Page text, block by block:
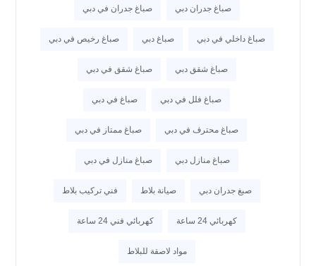
صباغ جدران دبي صباغ جدران في دبي
صباغ داخلي في دبي صباغ دبي صباغ رخيص في دبي
صباغ شقق دبي صباغ شقق في دبي
صباغ فلل في دبي صباغ في دبي
صباغ محترف في دبي صباغ ممتاز في دبي
صباغ منازل دبي صباغ منازل في دبي
صبغ جدران دبي صيانة بلاط فني تركيب بلاط
كهربائي 24 ساعة كهربائي فني 24 ساعة
مواد لاصقة للبلاط